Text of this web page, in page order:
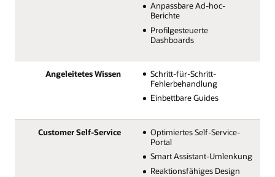
Anpassbare Ad-hoc-
Berichte
Profilgesteuerte
Dashboards
Angeleitetes Wissen
Schritt-für-Schritt-
Fehlerbehandlung
Einbettbare Guides
Customer Self-Service
Optimiertes Self-Service-
Portal
Smart Assistant-Umlenkung
Reaktionsfähiges Design